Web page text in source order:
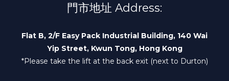
門市地址 Address:
Flat B, 2/F Easy Pack Industrial Building, 140 Wai
Yip Street, Kwun Tong, Hong Kong
*Please take the lift at the back exit (next to Durton)